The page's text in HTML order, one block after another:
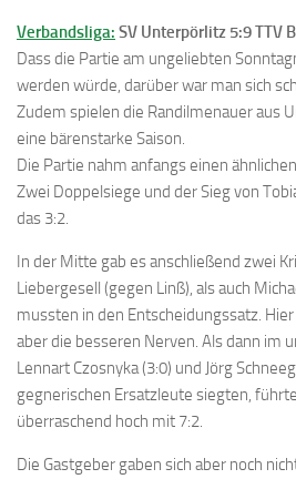
Verbandsliga: SV Unterpörlitz 5:9 TTV
Dass die Partie am ungeliebten
werden würde, darüber war man sich
Zudem spielen die Randilmenauer aus
eine bärenstarke Saison.
Die Partie nahm anfangs einen
Zwei Doppelsiege und der Sieg von
das 3:2.
In der Mitte gab es anschließend zwei
Liebergesell (gegen Linß), als auch
mussten in den Entscheidungssatz.
aber die besseren Nerven. Als dann im
Lennart Czosnyka (3:0) und Jörg
gegnerischen Ersatzleute siegten,
überraschend hoch mit 7:2.
Die Gastgeber gaben sich aber noch